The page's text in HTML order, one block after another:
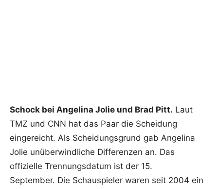
Schock bei Angelina Jolie und Brad Pitt. Laut
TMZ und CNN hat das Paar die Scheidung
eingereicht. Als Scheidungsgrund gab Angelina
Jolie unüberwindliche Differenzen an. Das
offizielle Trennungsdatum ist der 15.
September. Die Schauspieler waren seit 2004 ein